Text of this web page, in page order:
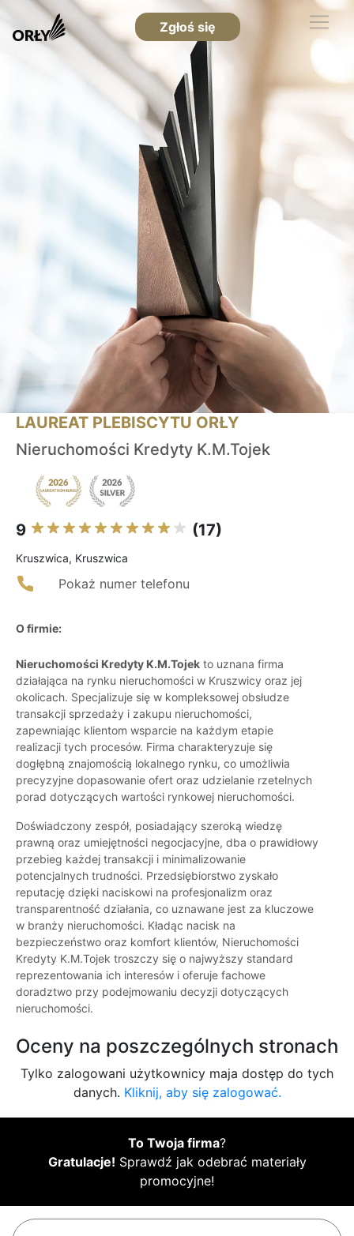
Zgłoś się
LAUREAT PLEBISCYTU ORŁY
Nieruchomości Kredyty K.M.Tojek
9 (17)
Kruszwica, Kruszwica
Pokaż numer telefonu
O firmie:
Nieruchomości Kredyty K.M.Tojek to uznana firma
działająca na rynku nieruchomości w Kruszwicy oraz jej
okolicach. Specjalizuje się w kompleksowej obsłudze
transakcji sprzedaży i zakupu nieruchomości,
zapewniając klientom wsparcie na każdym etapie
realizacji tych procesów. Firma charakteryzuje się
dogłębną znajomością lokalnego rynku, co umożliwia
precyzyjne dopasowanie ofert oraz udzielanie rzetelnych
porad dotyczących wartości rynkowej nieruchomości.
Doświadczony zespół, posiadający szeroką wiedzę
prawną oraz umiejętności negocjacyjne, dba o prawidłowy
przebieg każdej transakcji i minimalizowanie
potencjalnych trudności. Przedsiębiorstwo zyskało
reputację dzięki naciskowi na profesjonalizm oraz
transparentność działania, co uznawane jest za kluczowe
w branży nieruchomości. Kładąc nacisk na
bezpieczeństwo oraz komfort klientów, Nieruchomości
Kredyty K.M.Tojek troszczy się o najwyższy standard
reprezentowania ich interesów i oferuje fachowe
doradztwo przy podejmowaniu decyzji dotyczących
nieruchomości.
Oceny na poszczególnych stronach
Tylko zalogowani użytkownicy maja dostęp do tych
danych. Kliknij, aby się zalogować.
To Twoja firma?
Gratulacje! Sprawdź jak odebrać materiały
promocyjne!